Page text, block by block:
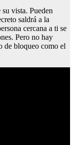
vista. Pueden
saldrá a la
cercana a ti se
Pero no hay
de bloqueo como el